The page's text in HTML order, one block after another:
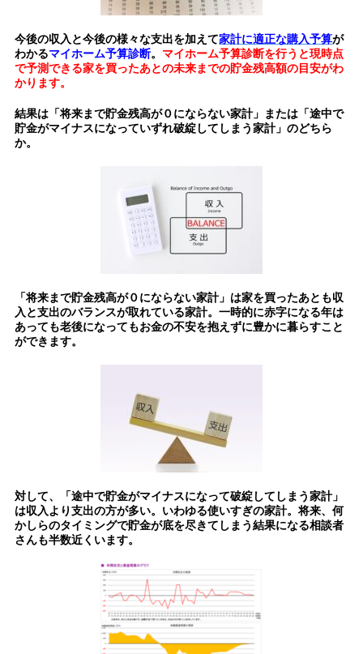
今後の収入と今後の様々な支出を加えて家計に適正な購入予算が
わかるマイホーム予算診断。 マイホーム予算診断を行うと現時点
で予測できる家を買ったあとの未来までの貯金残高額の目安がわ
かります。
結果は「将来まで貯金残高が０にならない家計」または「途中で
貯金がマイナスになっていずれ破綻してしまう家計」のどちら
か。
「将来まで貯金残高が０にならない家計」は家を買ったあとも収
入と支出のバランスが取れている家計。一時的に赤字になる年は
あっても老後になってもお金の不安を抱えずに豊かに暮らすこと
ができます。
対して、「途中で貯金がマイナスになって破綻してしまう家計」
は収入より支出の方が多い。いわゆる使いすぎの家計。将来、何
かしらのタイミングで貯金が底を尽きてしまう結果になる相談者
さんも半数近くいます。